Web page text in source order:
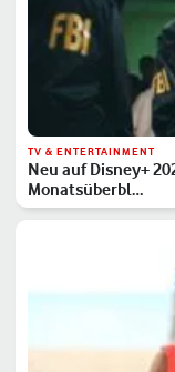
TV & ENTERTAINMENT
Neu auf Disney+
Monatsüberbl…